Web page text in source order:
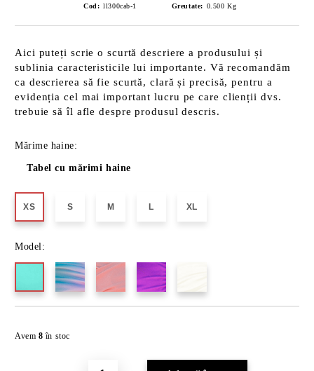
Cod: ll300cab-1 Greutate: 0.500 Kg
Aici puteți scrie o scurtă descriere a produsului și
sublinia caracteristicile lui importante. Vă recomandăm
ca descrierea să fie scurtă, clară și precisă, pentru a
evidenția cel mai important lucru pe care clienții dvs.
trebuie să îl afle despre produsul descris.
Mărime haine:
Tabel cu mărimi haine
XS S M L XL
Model:
Avem 8 în stoc